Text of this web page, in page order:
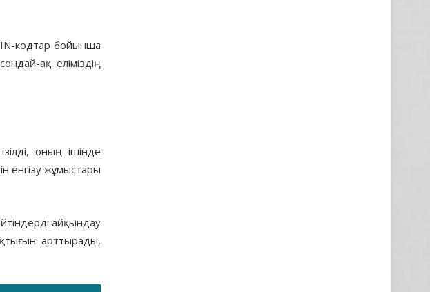
кодтар бойынша
ақ еліміздің
оның ішінде
енгізу жұмыстары
айқындау
арттырады,